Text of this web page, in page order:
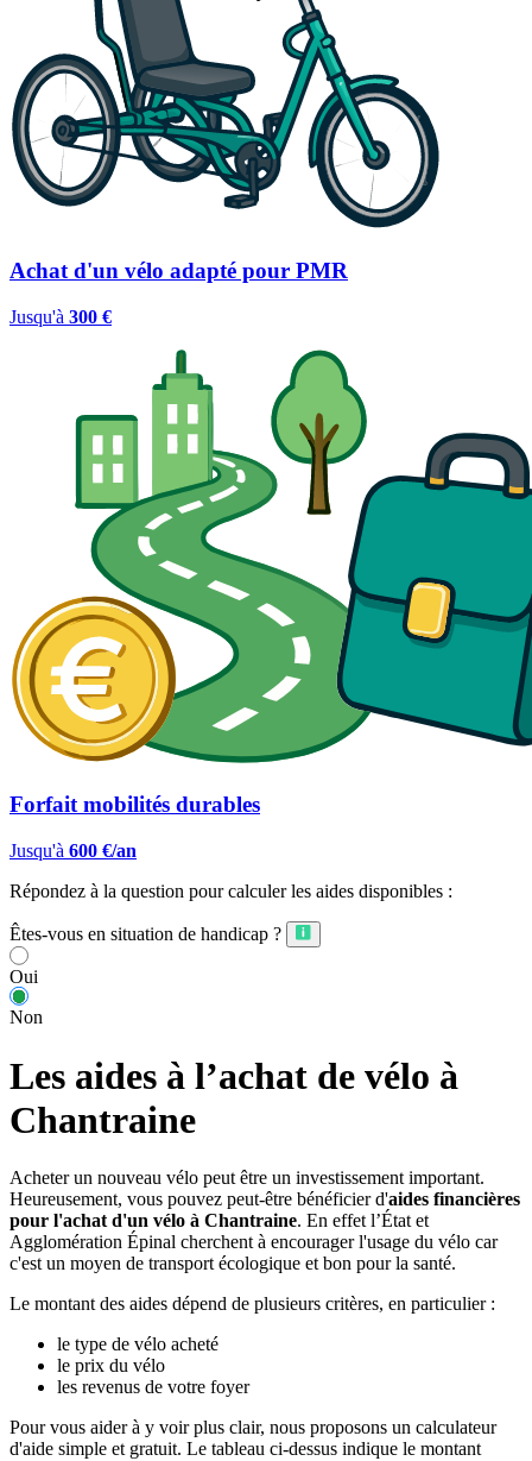
Achat d'un vélo adapté pour PMR
Jusqu'à 300 €
Forfait mobilités durables
Jusqu'à 600 €/an
Répondez à la question pour calculer les aides disponibles :
Êtes-vous en situation de handicap ?
Oui
Non
Les aides à l’achat de vélo à
Chantraine
Acheter un nouveau vélo peut être un investissement important.
Heureusement, vous pouvez peut-être bénéficier d'aides financières
pour l'achat d'un vélo à Chantraine. En effet l’État et
Agglomération Épinal cherchent à encourager l'usage du vélo car
c'est un moyen de transport écologique et bon pour la santé.
Le montant des aides dépend de plusieurs critères, en particulier :
le type de vélo acheté
le prix du vélo
les revenus de votre foyer
Pour vous aider à y voir plus clair, nous proposons un calculateur
d'aide simple et gratuit. Le tableau ci-dessus indique le montant